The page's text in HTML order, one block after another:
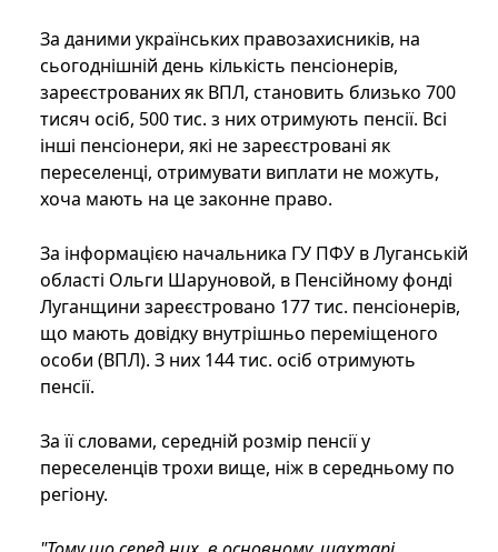
За даними українських правозахисників, на
сьогоднішній день кількість пенсіонерів,
зареєстрованих як ВПЛ, становить близько 700
тисяч осіб, 500 тис. з них отримують пенсії. Всі
інші пенсіонери, які не зареєстровані як
переселенці, отримувати виплати не можуть,
хоча мають на це законне право.
За інформацією начальника ГУ ПФУ в Луганській
області Ольги Шаруновой, в Пенсійному фонді
Луганщини зареєстровано 177 тис. пенсіонерів,
що мають довідку внутрішньо переміщеного
особи (ВПЛ). З них 144 тис. осіб отримують
пенсії.
За її словами, середній розмір пенсії у
переселенців трохи вище, ніж в середньому по
регіону.